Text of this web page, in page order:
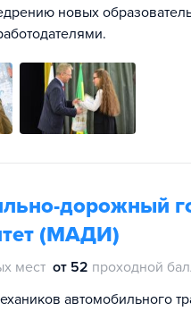
новых
дорожный
(МАДИ)
мест от 52 проходной
автомобильного